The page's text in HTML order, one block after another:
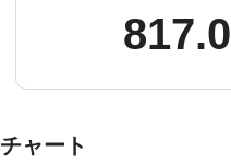
817.0
チャート